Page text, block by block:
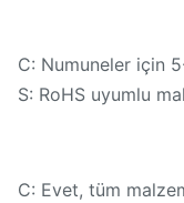
C: Numuneler için
S: RoHS uyumlu
C: Evet, tüm